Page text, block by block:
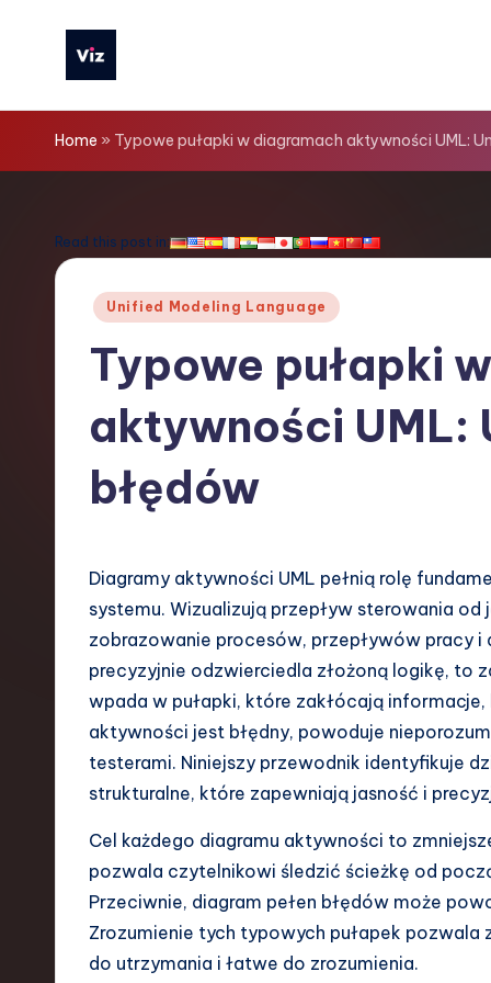
V
iz
o
Home » Typowe pułapki w diagramach aktywności UML:
Read this post in:
Posted
Unified Modeling Language
Typowe pułapki
aktywności UML:
błędów
Diagramy aktywności UML pełnią rolę
systemu. Wizualizują przepływ sterowania
zobrazowanie procesów, przepływów pracy
precyzyjnie odzwierciedla złożoną logikę, to
wpada w pułapki, które zakłócają
aktywności jest błędny, powoduje
testerami. Niniejszy przewodnik identyfikuje
strukturalne, które zapewniają jasność i
Cel każdego diagramu aktywności to
pozwala czytelnikowi śledzić ścieżkę od
Przeciwnie, diagram pełen błędów może
Zrozumienie tych typowych pułapek
do utrzymania i łatwe do zrozumienia.